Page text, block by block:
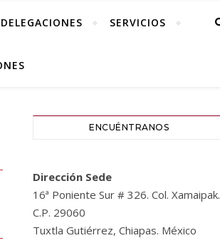
DELEGACIONES SERVICIOS
ENCUÉNTRANOS
Dirección Sede
16ª Poniente Sur # 326. Col. Xamaipak.
C.P. 29060
Tuxtla Gutiérrez, Chiapas. México